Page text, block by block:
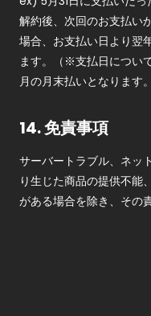
解約後、次回のお支払い
場合、お支払い日より翌
ます。（※支払日につい
月の月末払いとなります。
14. 免責事項
サーバートラブル、ネッ
り生じた商品の提供不能
がある場合を除き、その